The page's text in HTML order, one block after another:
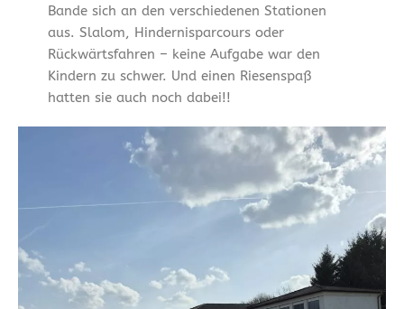
Bande sich an den verschiedenen Stationen
aus. Slalom, Hindernisparcours oder
Rückwärtsfahren – keine Aufgabe war den
Kindern zu schwer. Und einen Riesenspaß
hatten sie auch noch dabei!!